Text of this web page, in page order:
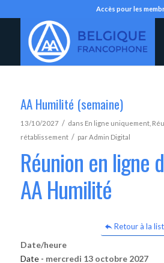
Accès pour les
AA Humilité (semaine)
13/10/2027 / dans En ligne uniquement,
rétablissement / parAdmin Digital
Réunion en ligne
AA Humilité
Retour à la
Date/heure
Date - mercredi 13 octobre 2027